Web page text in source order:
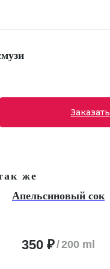
Заказать
же
Апельсиновый сок
350 ₽/200 ml